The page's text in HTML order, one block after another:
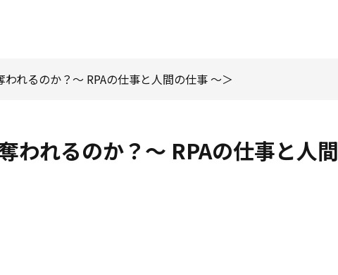
れるのか？～ RPAの仕事と人間の仕事 ～
われるのか？～ RPAの仕事と人間